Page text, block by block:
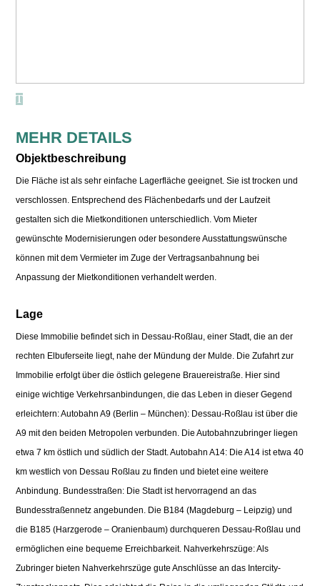
MEHR DETAILS
Objektbeschreibung
Die Fläche ist als sehr einfache Lagerfläche geeignet. Sie ist trocken und
verschlossen. Entsprechend des Flächenbedarfs und der Laufzeit
gestalten sich die Mietkonditionen unterschiedlich. Vom Mieter
gewünschte Modernisierungen oder besondere Ausstattungswünsche
können mit dem Vermieter im Zuge der Vertragsanbahnung bei
Anpassung der Mietkonditionen verhandelt werden.
Lage
Diese Immobilie befindet sich in Dessau-Roßlau, einer Stadt, die an der
rechten Elbuferseite liegt, nahe der Mündung der Mulde. Die Zufahrt zur
Immobilie erfolgt über die östlich gelegene Brauereistraße. Hier sind
einige wichtige Verkehrsanbindungen, die das Leben in dieser Gegend
erleichtern: Autobahn A9 (Berlin – München): Dessau-Roßlau ist über die
A9 mit den beiden Metropolen verbunden. Die Autobahnzubringer liegen
etwa 7 km östlich und südlich der Stadt. Autobahn A14: Die A14 ist etwa 40
km westlich von Dessau Roßlau zu finden und bietet eine weitere
Anbindung. Bundesstraßen: Die Stadt ist hervorragend an das
Bundesstraßennetz angebunden. Die B184 (Magdeburg – Leipzig) und
die B185 (Harzgerode – Oranienbaum) durchqueren Dessau-Roßlau und
ermöglichen eine bequeme Erreichbarkeit. Nahverkehrszüge: Als
Zubringer bieten Nahverkehrszüge gute Anschlüsse an das Intercity-